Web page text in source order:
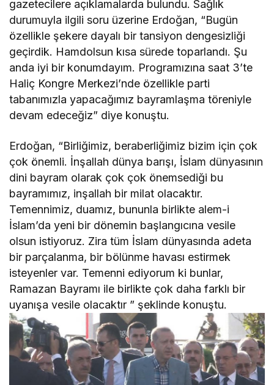
gazetecilere açıklamalarda bulundu. Sağlık
durumuyla ilgili soru üzerine Erdoğan, “Bugün
özellikle şekere dayalı bir tansiyon dengesizliği
geçirdik. Hamdolsun kısa sürede toparlandı. Şu
anda iyi bir konumdayım. Programızına saat 3’te
Haliç Kongre Merkezi’nde özellikle parti
tabanımızla yapacağımız bayramlaşma töreniyle
devam edeceğiz” diye konuştu.
Erdoğan, “Birliğimiz, beraberliğimiz bizim için çok
çok önemli. İnşallah dünya barışı, İslam dünyasının
dini bayram olarak çok çok önemsediği bu
bayramımız, inşallah bir milat olacaktır.
Temennimiz, duamız, bununla birlikte alem-i
İslam’da yeni bir dönemin başlangıcına vesile
olsun istiyoruz. Zira tüm İslam dünyasında adeta
bir parçalanma, bir bölünme havası estirmek
isteyenler var. Temenni ediyorum ki bunlar,
Ramazan Bayramı ile birlikte çok daha farklı bir
uyanışa vesile olacaktır ” şeklinde konuştu.